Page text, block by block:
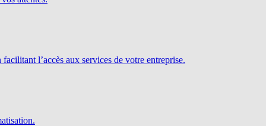
l’accès aux services de votre entreprise.